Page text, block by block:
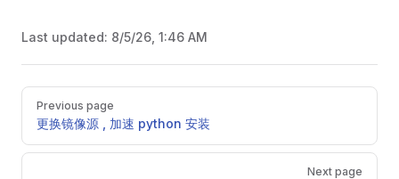
Last updated: 8/5/26, 1:46 AM
Pager
Previous page
更换镜像源 , 加速 python 安装
Next page